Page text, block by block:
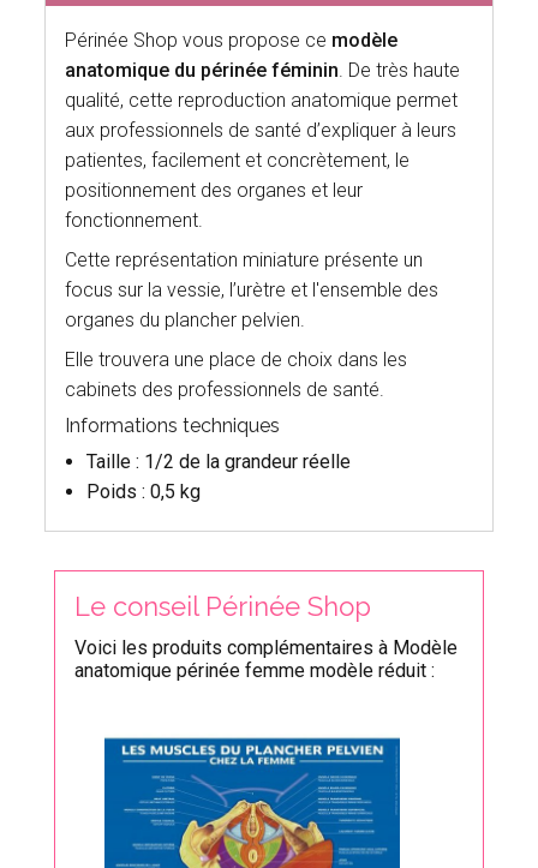
Périnée Shop vous propose ce modèle
anatomique du périnée féminin. De très haute
qualité, cette reproduction anatomique permet
aux professionnels de santé d’expliquer à leurs
patientes, facilement et concrètement, le
positionnement des organes et leur
fonctionnement.
Cette représentation miniature présente un
focus sur la vessie, l’urètre et l'ensemble des
organes du plancher pelvien.
Elle trouvera une place de choix dans les
cabinets des professionnels de santé.
Informations techniques
Taille : 1/2 de la grandeur réelle
Poids : 0,5 kg
Le conseil Périnée Shop
Voici les produits complémentaires à Modèle
anatomique périnée femme modèle réduit :